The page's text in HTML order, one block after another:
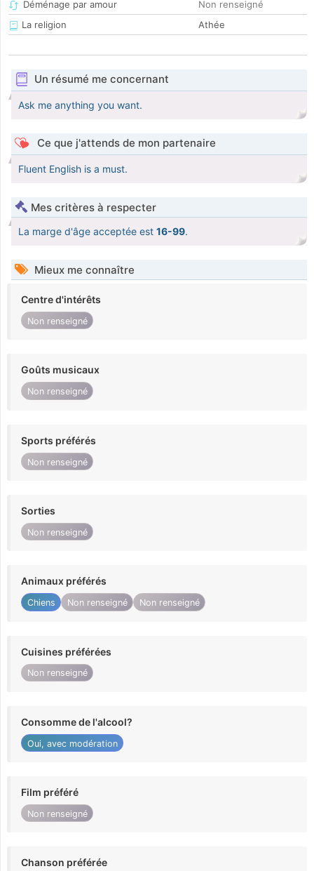
Déménage par amour
Non renseigné
La religion
Athée
Un résumé me concernant
Ask me anything you want.
Ce que j'attends de mon partenaire
Fluent English is a must.
Mes critères à respecter
La marge d'âge acceptée est 16-99.
Mieux me connaître
Centre d'intérêts
Non renseigné
Goûts musicaux
Non renseigné
Sports préférés
Non renseigné
Sorties
Non renseigné
Animaux préférés
Chiens Non renseigné Non renseigné
Cuisines préférées
Non renseigné
Consomme de l'alcool?
Oui, avec modération
Film préféré
Non renseigné
Chanson préférée